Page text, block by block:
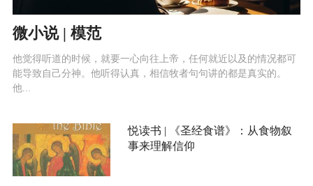
微小说 | 模范
他觉得听道的时候，就要一心向往上帝，任何就近以及的情况都可
能导致自己分神。他听得认真，相信牧者句句讲的都是真实的。
他...
悦读书 | 《圣经食谱》：从食物叙
事来理解信仰